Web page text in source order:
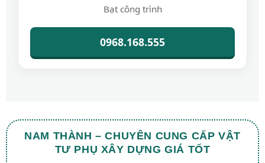
Bạt công trình
0968.168.555
NAM THÀNH – CHUYÊN CUNG CẤP VẬT
TƯ PHỤ XÂY DỰNG GIÁ TỐT